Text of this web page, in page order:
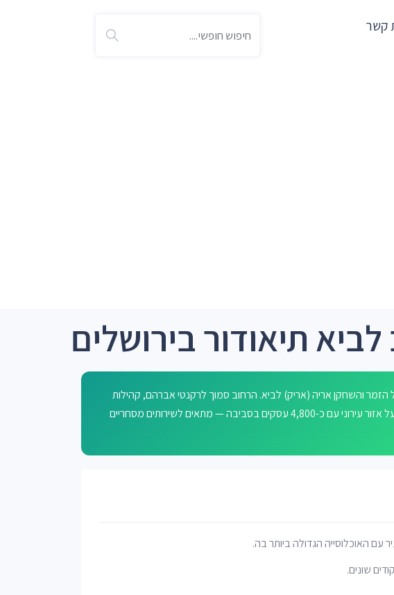
קשר
תיאודור בירושלים
הזמר והשחקן אריה (אריק) לביא. הרחוב סמוך לרקנטי אברהם, קהילות
שו"ם, גרינברג חיים, בן עטר ורמות ד', ומשקיף על אזור עירוני עם כ-4,800 עסקים בסביבה — מתאים לשירותים מסחריים
עם האוכלוסייה הגדולה ביותר בה.